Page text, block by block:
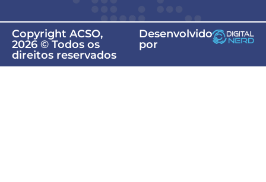
Copyright ACSO,
2026 © Todos os
direitos reservados
Desenvolvido
por